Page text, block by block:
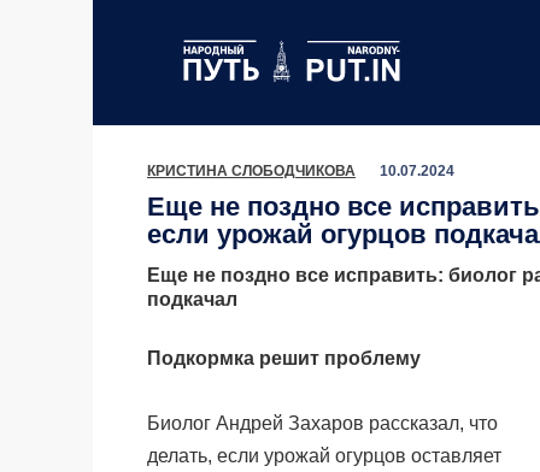
КРИСТИНА СЛОБОДЧИКОВА 10.07.2024
Еще не поздно все
если урожай огурцов
Еще не поздно все исправить: биолог
подкачал
Подкормка решит проблему
Биолог Андрей Захаров рассказал, что
делать, если урожай огурцов оставляет